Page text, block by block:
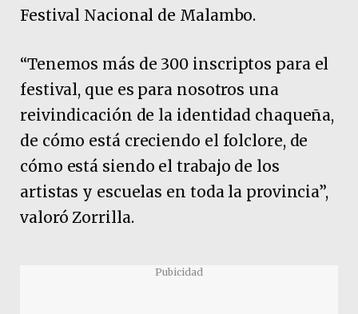
Festival Nacional de Malambo.
“Tenemos más de 300 inscriptos para el
festival, que es para nosotros una
reivindicación de la identidad chaqueña,
de cómo está creciendo el folclore, de
cómo está siendo el trabajo de los
artistas y escuelas en toda la provincia”,
valoró Zorrilla.
Pubicidad